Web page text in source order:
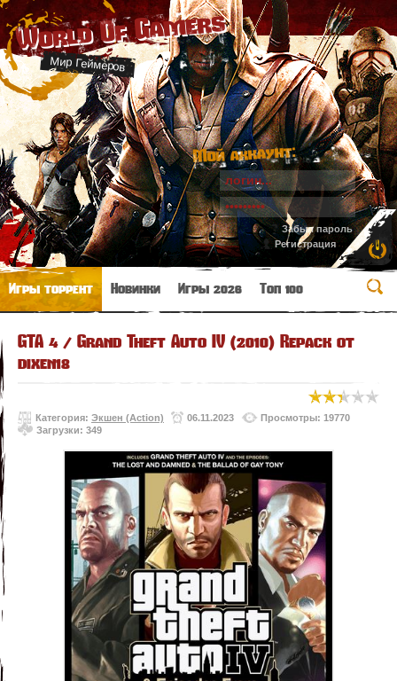
World Of Gamers
Мир Геймеров
Мой аккаунт:
Забыл пароль
Регистрация
Игры торрент Новинки Игры 2026 Топ 100
GTA 4 / Grand Theft Auto IV (2010) Repack от
dixen18
Категория: Экшен (Action) 06.11.2023
Просмотры: 19770
Загрузки: 349